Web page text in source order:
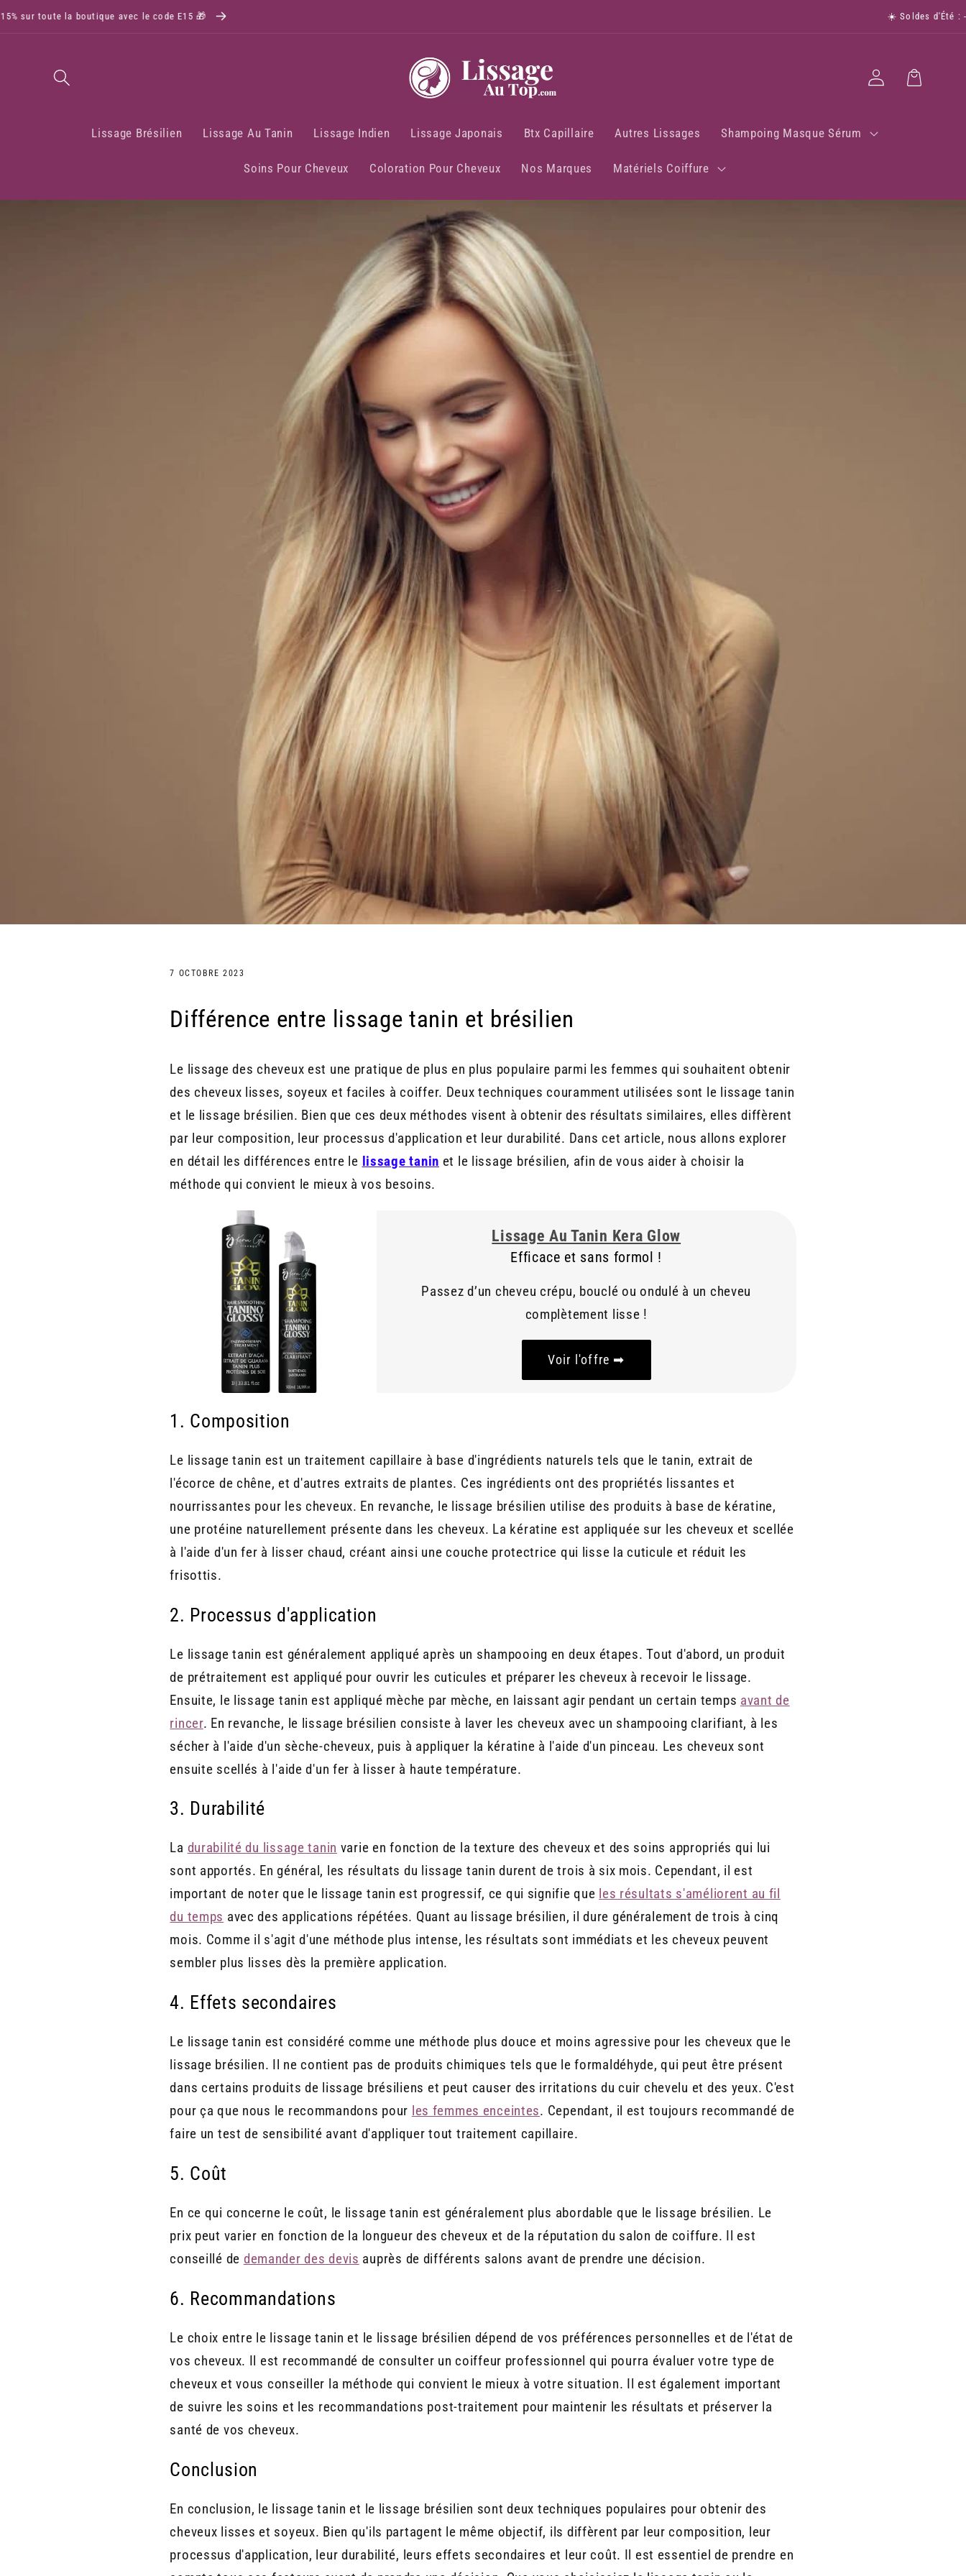
boutique avec le code E15 🎁 ☀️ Soldes d'Été : -15% sur
Lissage Brésilien Lissage Au Tanin Lissage Indien Lissage Japonais Btx Capillaire Autres Lissages Shampoing Masque Sérum
Soins Pour Cheveux Coloration Pour Cheveux Nos Marques Matériels Coiffure
Connexion Panier
7 OCTOBRE 2023
Différence entre lissage tanin et brésilien
Le lissage des cheveux est une pratique de plus en plus populaire parmi les femmes qui souhaitent obtenir
des cheveux lisses, soyeux et faciles à coiffer. Deux techniques couramment utilisées sont le lissage tanin
et le lissage brésilien. Bien que ces deux méthodes visent à obtenir des résultats similaires, elles diffèrent
par leur composition, leur processus d'application et leur durabilité. Dans cet article, nous allons explorer
en détail les différences entre le lissage tanin et le lissage brésilien, afin de vous aider à choisir la
méthode qui convient le mieux à vos besoins.
Lissage Au Tanin Kera Glow
Efficace et sans formol !
Passez d’un cheveu crépu, bouclé ou ondulé à un cheveu
complètement lisse !
Voir l'offre ➡
1. Composition
Le lissage tanin est un traitement capillaire à base d'ingrédients naturels tels que le tanin, extrait de
l'écorce de chêne, et d'autres extraits de plantes. Ces ingrédients ont des propriétés lissantes et
nourrissantes pour les cheveux. En revanche, le lissage brésilien utilise des produits à base de kératine,
une protéine naturellement présente dans les cheveux. La kératine est appliquée sur les cheveux et scellée
à l'aide d'un fer à lisser chaud, créant ainsi une couche protectrice qui lisse la cuticule et réduit les
frisottis.
2. Processus d'application
Le lissage tanin est généralement appliqué après un shampooing en deux étapes. Tout d'abord, un produit
de prétraitement est appliqué pour ouvrir les cuticules et préparer les cheveux à recevoir le lissage.
Ensuite, le lissage tanin est appliqué mèche par mèche, en laissant agir pendant un certain temps avant de
rincer. En revanche, le lissage brésilien consiste à laver les cheveux avec un shampooing clarifiant, à les
sécher à l'aide d'un sèche-cheveux, puis à appliquer la kératine à l'aide d'un pinceau. Les cheveux sont
ensuite scellés à l'aide d'un fer à lisser à haute température.
3. Durabilité
La durabilité du lissage tanin varie en fonction de la texture des cheveux et des soins appropriés qui lui
sont apportés. En général, les résultats du lissage tanin durent de trois à six mois. Cependant, il est
important de noter que le lissage tanin est progressif, ce qui signifie que les résultats s'améliorent au fil
du temps avec des applications répétées. Quant au lissage brésilien, il dure généralement de trois à cinq
mois. Comme il s'agit d'une méthode plus intense, les résultats sont immédiats et les cheveux peuvent
sembler plus lisses dès la première application.
4. Effets secondaires
Le lissage tanin est considéré comme une méthode plus douce et moins agressive pour les cheveux que le
lissage brésilien. Il ne contient pas de produits chimiques tels que le formaldéhyde, qui peut être présent
dans certains produits de lissage brésiliens et peut causer des irritations du cuir chevelu et des yeux. C'est
pour ça que nous le recommandons pour les femmes enceintes. Cependant, il est toujours recommandé de
faire un test de sensibilité avant d'appliquer tout traitement capillaire.
5. Coût
En ce qui concerne le coût, le lissage tanin est généralement plus abordable que le lissage brésilien. Le
prix peut varier en fonction de la longueur des cheveux et de la réputation du salon de coiffure. Il est
conseillé de demander des devis auprès de différents salons avant de prendre une décision.
6. Recommandations
Le choix entre le lissage tanin et le lissage brésilien dépend de vos préférences personnelles et de l'état de
vos cheveux. Il est recommandé de consulter un coiffeur professionnel qui pourra évaluer votre type de
cheveux et vous conseiller la méthode qui convient le mieux à votre situation. Il est également important
de suivre les soins et les recommandations post-traitement pour maintenir les résultats et préserver la
santé de vos cheveux.
Conclusion
En conclusion, le lissage tanin et le lissage brésilien sont deux techniques populaires pour obtenir des
cheveux lisses et soyeux. Bien qu'ils partagent le même objectif, ils diffèrent par leur composition, leur
processus d'application, leur durabilité, leurs effets secondaires et leur coût. Il est essentiel de prendre en